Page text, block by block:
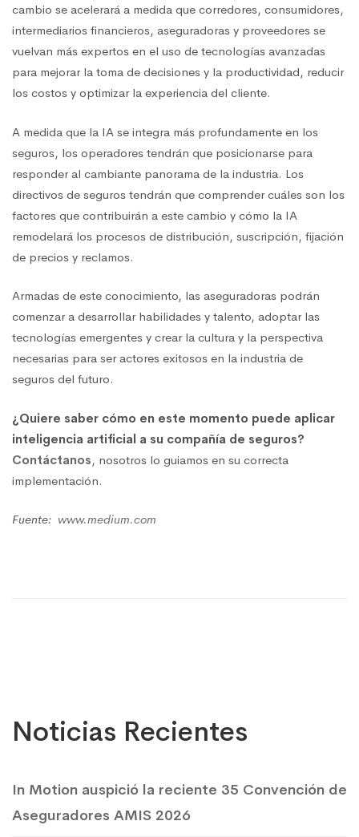
cambio se acelerará a medida que corredores, consumidores,
intermediarios financieros, aseguradoras y proveedores se
vuelvan más expertos en el uso de tecnologías avanzadas
para mejorar la toma de decisiones y la productividad, reducir
los costos y optimizar la experiencia del cliente.
A medida que la IA se integra más profundamente en los
seguros, los operadores tendrán que posicionarse para
responder al cambiante panorama de la industria. Los
directivos de seguros tendrán que comprender cuáles son los
factores que contribuirán a este cambio y cómo la IA
remodelará los procesos de distribución, suscripción, fijación
de precios y reclamos.
Armadas de este conocimiento, las aseguradoras podrán
comenzar a desarrollar habilidades y talento, adoptar las
tecnologías emergentes y crear la cultura y la perspectiva
necesarias para ser actores exitosos en la industria de
seguros del futuro.
¿Quiere saber cómo en este momento puede aplicar
inteligencia artificial a su compañía de seguros?
Contáctanos, nosotros lo guiamos en su correcta
implementación.
Fuente: www.medium.com
Noticias Recientes
In Motion auspició la reciente 35 Convención de
Aseguradores AMIS 2026